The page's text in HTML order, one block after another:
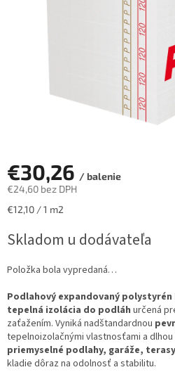
€30,26 / balenie
€24,60 bez DPH
Jednotková
€12,10 / 1 m2
Skladom u dodávateľa
Položka bola vypredaná…
Podlahový expandovaný polystyrén
tepelná izolácia do podláh určená
zaťažením. Vyniká nadštandardnou
tepelnoizolačnými vlastnosťami a
priemyselné podlahy, garáže,
kladie dôraz na odolnosť a stabilitu.